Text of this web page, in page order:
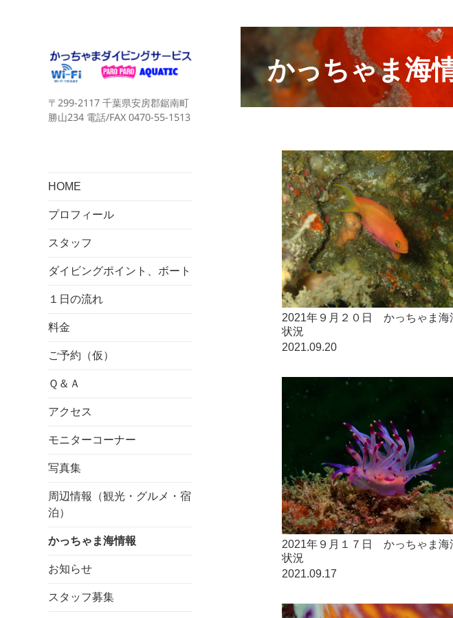
〒299-2117 千葉県安房郡鋸南町
勝山234 電話/FAX 0470-55-1513
HOME
プロフィール
スタッフ
ダイビングポイント、ボート
１日の流れ
料金
ご予約（仮）
Ｑ＆Ａ
アクセス
モニターコーナー
写真集
周辺情報（観光・グルメ・宿
泊）
かっちゃま海情報
お知らせ
スタッフ募集
かっちゃま海
2021年９月２０日 かっちゃま海
状況
2021.09.20
2021年９月１７日 かっちゃま海
状況
2021.09.17